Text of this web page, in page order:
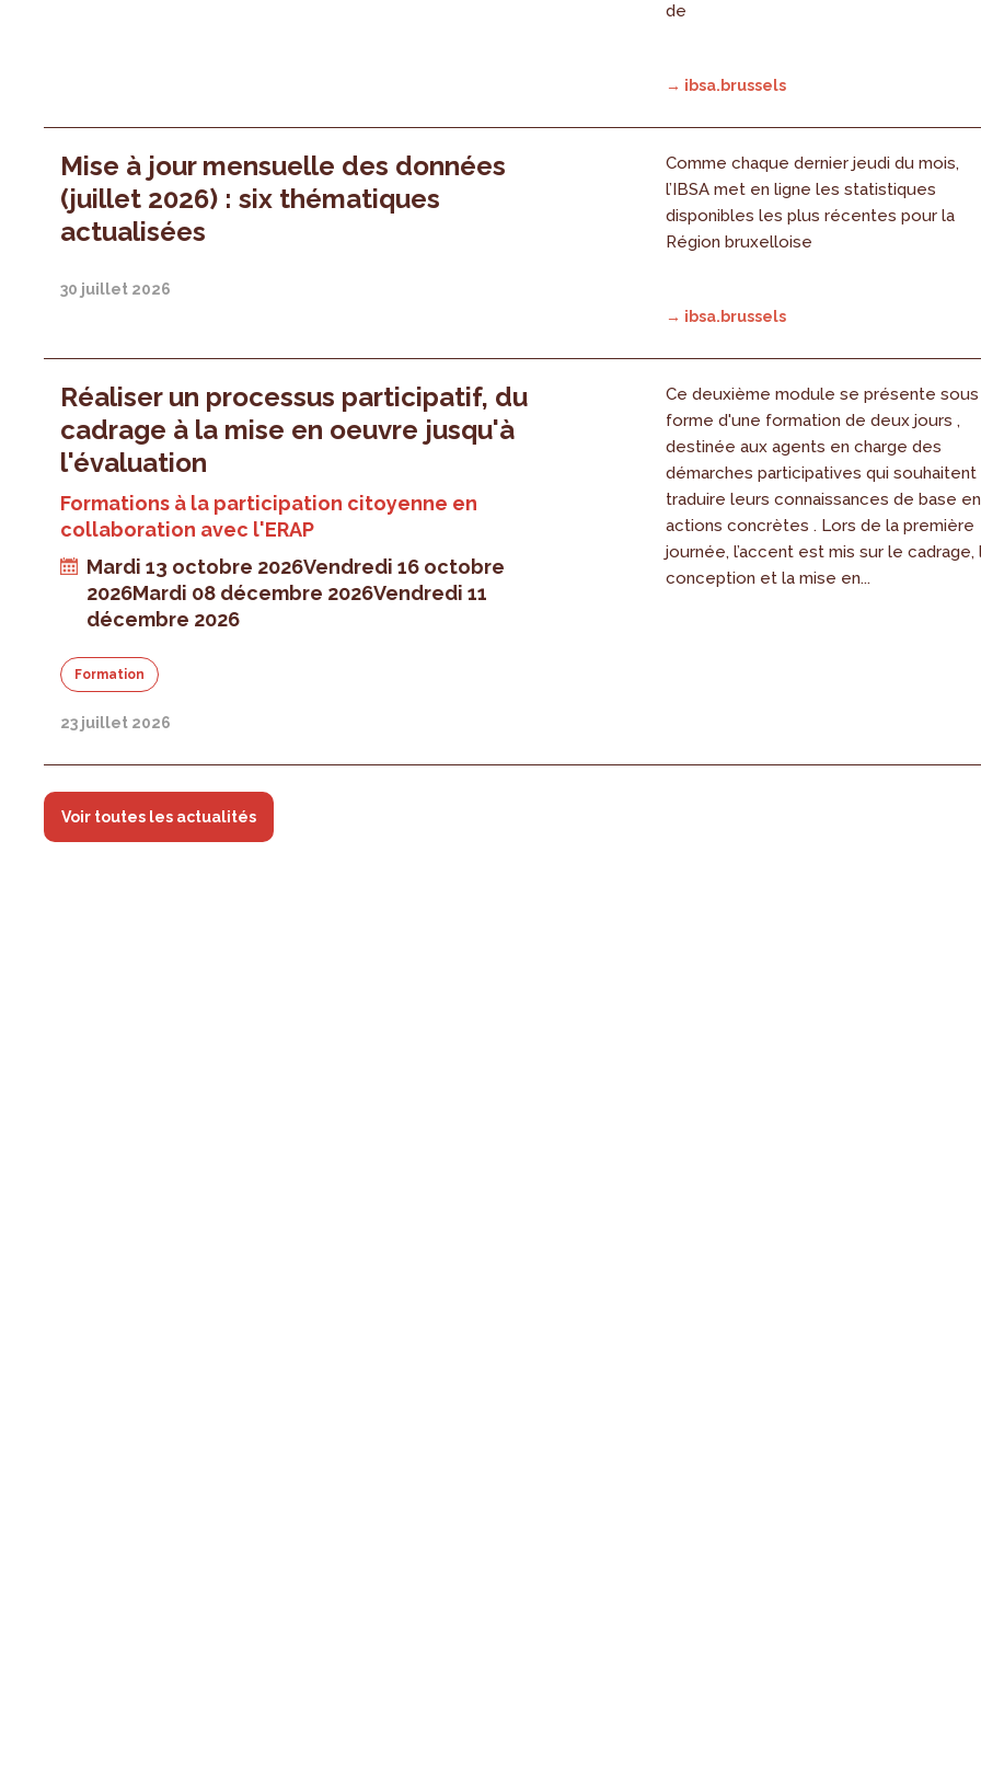
de
→ ibsa.brussels
Mise à jour mensuelle des données
(juillet 2026) : six thématiques
actualisées
30 juillet 2026
Comme chaque dernier jeudi du mois,
l’IBSA met en ligne les statistiques
disponibles les plus récentes pour la
Région bruxelloise
→ ibsa.brussels
Réaliser un processus participatif, du
cadrage à la mise en oeuvre jusqu'à
l'évaluation
Formations à la participation citoyenne en
collaboration avec l'ERAP
Mardi 13 octobre 2026Vendredi 16 octobre
2026Mardi 08 décembre 2026Vendredi 11
décembre 2026
Formation
23 juillet 2026
Ce deuxième module se présente sous
forme d'une formation de deux jours ,
destinée aux agents en charge des
démarches participatives qui souhaitent
traduire leurs connaissances de base en
actions concrètes . Lors de la première
journée, l’accent est mis sur le cadrage,
conception et la mise en...
Voir toutes les actualités